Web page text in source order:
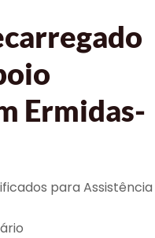
Ermidas-
para Assistência